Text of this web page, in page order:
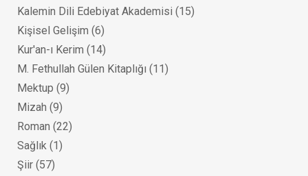
Kalemin Dili Edebiyat Akademisi (15)
Kişisel Gelişim (6)
Kur'an-ı Kerim (14)
M. Fethullah Gülen Kitaplığı (11)
Mektup (9)
Mizah (9)
Roman (22)
Sağlık (1)
Şiir (57)